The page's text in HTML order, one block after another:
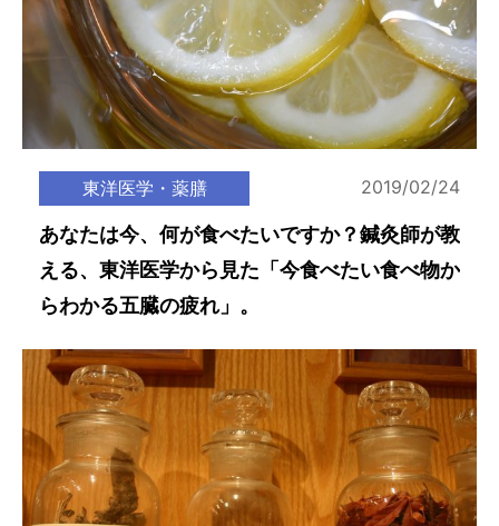
東洋医学・薬膳 2019/02/24
あなたは今、何が食べたいですか？鍼灸師が教
える、東洋医学から見た「今食べたい食べ物か
らわかる五臓の疲れ」。